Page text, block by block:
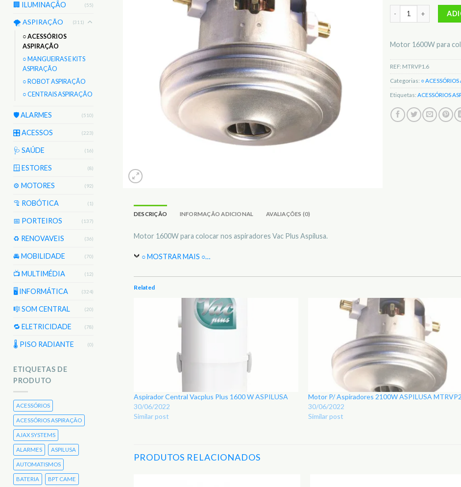
🏢 ILUMINAÇÃO (55)
🌪️ ASPIRAÇÃO (311)
○ ACESSÓRIOS
ASPIRAÇÃO
○ MANGUEIRAS E KITS
ASPIRAÇÃO
○ ROBOT ASPIRAÇÃO
○ CENTRAIS ASPIRAÇÃO
🛡️ ALARMES (510)
🎛️ ACESSOS (223)
🩺 SAÚDE (16)
🪟 ESTORES (8)
⚙️ MOTORES (92)
🦿 ROBÓTICA (1)
📅 PORTEIROS (137)
♻️ RENOVAVEIS (36)
🚘 MOBILIDADE (70)
📺 MULTIMÉDIA (12)
🖥️ INFORMÁTICA (324)
🎼 SOM CENTRAL (20)
🔁 ELETRICIDADE (78)
🌡 PISO RADIANTE (0)
ETIQUETAS DE
PRODUTO
ACESSÓRIOS
ACESSÓRIOS ASPIRAÇÃO
AJAX SYSTEMS
ALARMES ASPILUSA
AUTOMATISMOS
BATERIA BPT CAME
Quantidade de Motor
Motor 1600W para
REF: MTRVP1.6
Categorias: ○
Etiquetas: ACESSÓRIOS
DESCRIÇÃO INFORMAÇÃO ADICIONAL AVALIAÇÕES (0)
Motor 1600W para colocar nos aspiradores Vac Plus Aspilusa.
○ MOSTRAR MAIS ○…
Related
Aspirador Central Vacplus Plus 1600 W ASPILUSA
30/06/2022
Similar post
Motor P/ Aspiradores 2100W ASPILUSA
30/06/2022
Similar post
PRODUTOS RELACIONADOS